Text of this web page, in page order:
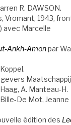
R. DAWSON.
1943,
avec Marcelle
Ankh-Amonpar
A. Manteau-H.
De Mot, Jeanne
édition des